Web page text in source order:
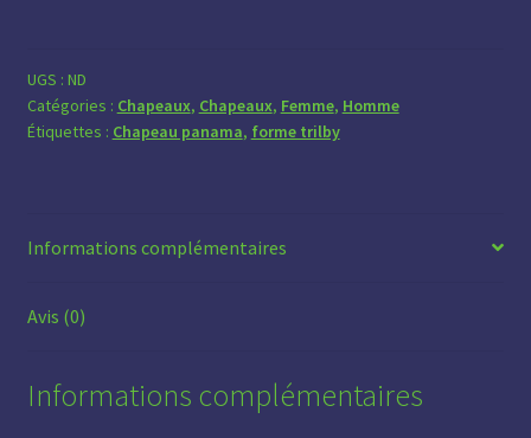
UGS : ND
Catégories : Chapeaux, Chapeaux, Femme, Homme
Étiquettes : Chapeau panama, forme trilby
Informations complémentaires
Avis (0)
Informations complémentaires